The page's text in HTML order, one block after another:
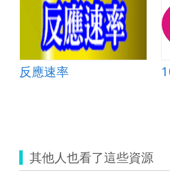
反應速率
其他人也看了這些資源